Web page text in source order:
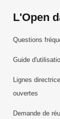
L'Open
Questions
Guide
Lignes
ouvertes
Demande de